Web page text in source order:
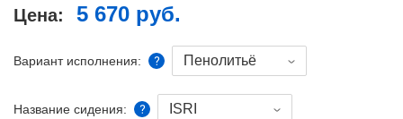
Цена: 5 670 руб.
Вариант исполнения: Пенолитьё
Название сидения: ISRI